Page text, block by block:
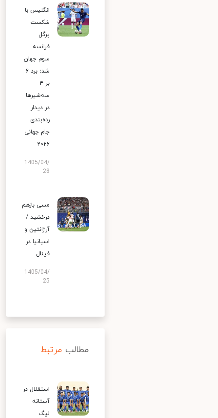
انگلیس با
شکست
پرگل
فرانسه
سوم جهان
شد؛ برد ۶
بر ۴
سه‌شیرها
در دیدار
رده‌بندی
جام جهانی
۲۰۲۶
1405/04/
28
مسی بازهم
درخشید /
آرژانتین و
اسپانیا در
فینال
1405/04/
25
مطالب مرتبط
استقلال در
آستانه
لیگ